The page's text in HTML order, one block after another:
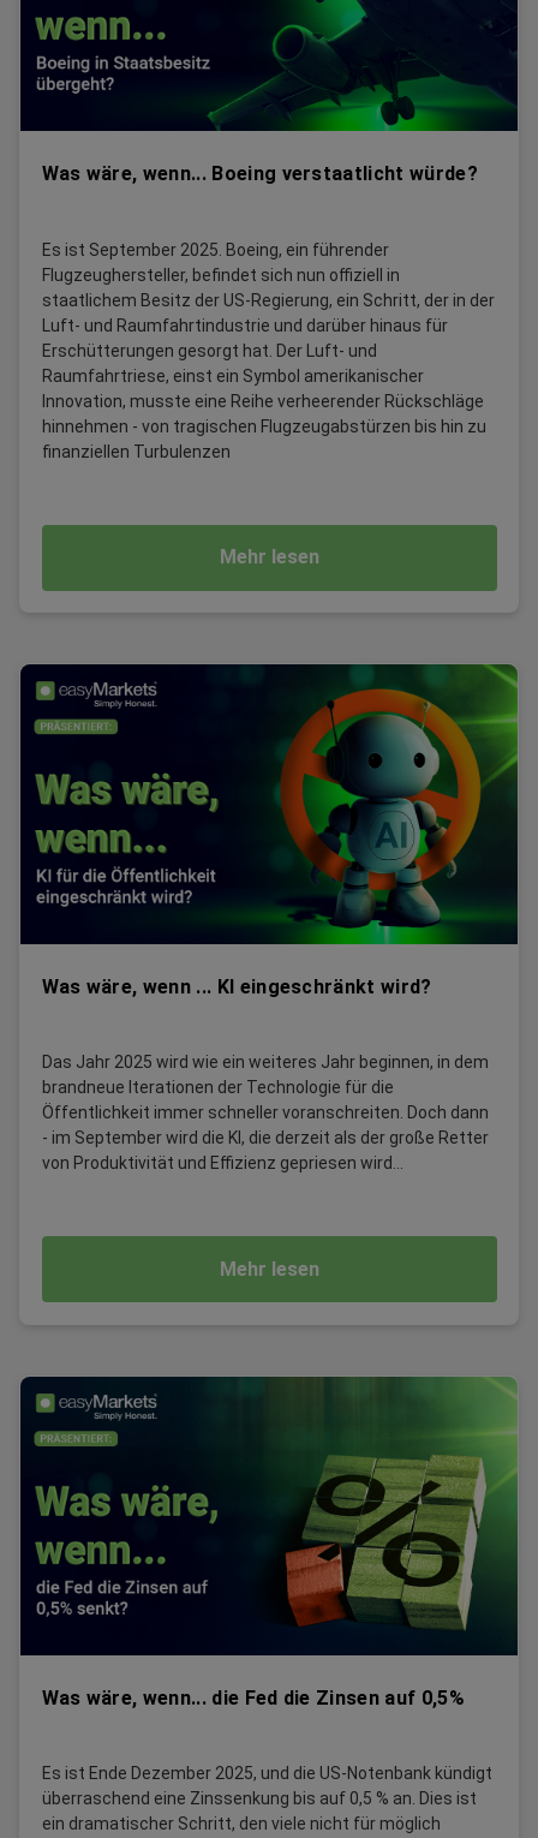
Was wäre, wenn... Boeing verstaatlicht würde?
Es ist September 2025. Boeing, ein führender
Flugzeughersteller, befindet sich nun offiziell in
staatlichem Besitz der US-Regierung, ein Schritt, der in der
Luft- und Raumfahrtindustrie und darüber hinaus für
Erschütterungen gesorgt hat. Der Luft- und
Raumfahrtriese, einst ein Symbol amerikanischer
Innovation, musste eine Reihe verheerender Rückschläge
hinnehmen - von tragischen Flugzeugabstürzen bis hin zu
finanziellen Turbulenzen
Mehr lesen
Was wäre, wenn ... KI eingeschränkt wird?
Das Jahr 2025 wird wie ein weiteres Jahr beginnen, in dem
brandneue Iterationen der Technologie für die
Öffentlichkeit immer schneller voranschreiten. Doch dann
- im September wird die KI, die derzeit als der große Retter
von Produktivität und Effizienz gepriesen wird...
Mehr lesen
Was wäre, wenn... die Fed die Zinsen auf 0,5%
Es ist Ende Dezember 2025, und die US-Notenbank kündigt
überraschend eine Zinssenkung bis auf 0,5 % an. Dies ist
ein dramatischer Schritt, den viele nicht für möglich